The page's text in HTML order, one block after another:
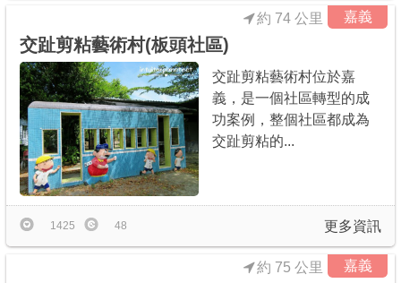
嘉義
交趾剪粘藝術村(板頭社區)
約 74 公里
交趾剪粘藝術村位於嘉
義，是一個社區轉型的成
功案例，整個社區都成為
交趾剪粘的...
更多資訊
1425 48
嘉義
約 75 公里